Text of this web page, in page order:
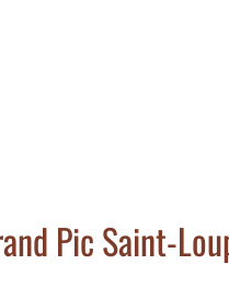
Pic Saint-